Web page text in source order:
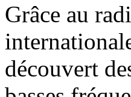
Grâce au
découvert